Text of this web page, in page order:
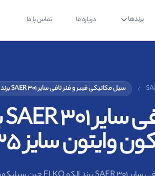
برندها درباره ما تماس با ما
سیل مکانیکی فیبر و فنر نافی سایر SAER 301 برند الکو ELKO چین سیلیکون سیلیکون وایتون سایز 35 میلیمتر
سایز 35 میلیمتر